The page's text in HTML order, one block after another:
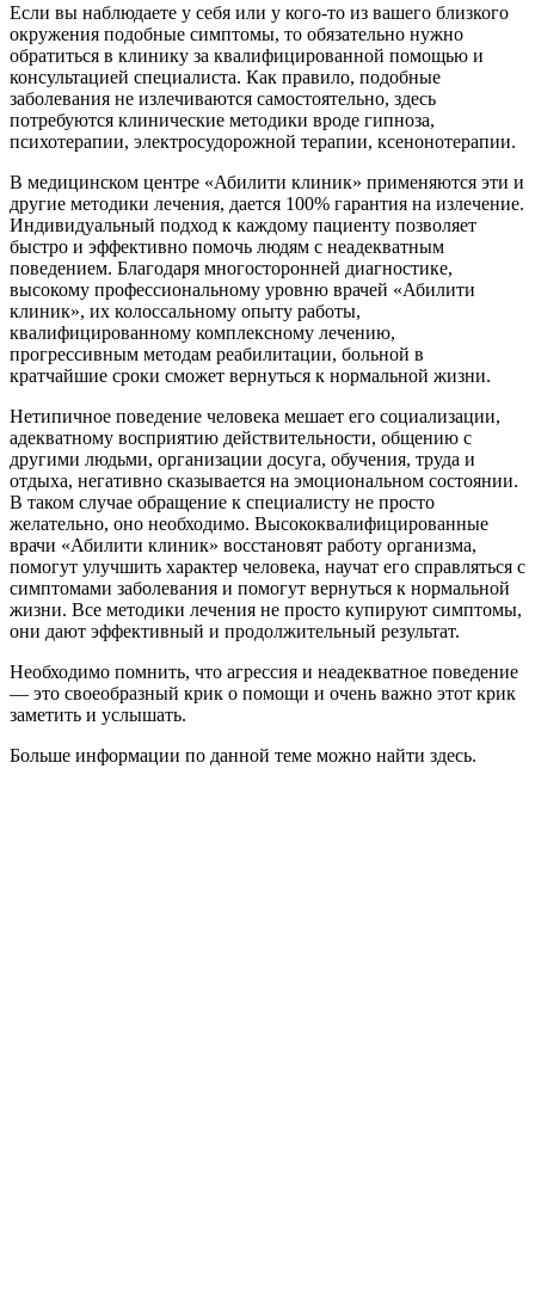
Если вы наблюдаете у себя или у кого-то из вашего близкого
окружения подобные симптомы, то обязательно нужно
обратиться в клинику за квалифицированной помощью и
консультацией специалиста. Как правило, подобные
заболевания не излечиваются самостоятельно, здесь
потребуются клинические методики вроде гипноза,
психотерапии, электросудорожной терапии, ксенонотерапии.
В медицинском центре «Абилити клиник» применяются эти и
другие методики лечения, дается 100% гарантия на излечение.
Индивидуальный подход к каждому пациенту позволяет
быстро и эффективно помочь людям с неадекватным
поведением. Благодаря многосторонней диагностике,
высокому профессиональному уровню врачей «Абилити
клиник», их колоссальному опыту работы,
квалифицированному комплексному лечению,
прогрессивным методам реабилитации, больной в
кратчайшие сроки сможет вернуться к нормальной жизни.
Нетипичное поведение человека мешает его социализации,
адекватному восприятию действительности, общению с
другими людьми, организации досуга, обучения, труда и
отдыха, негативно сказывается на эмоциональном состоянии.
В таком случае обращение к специалисту не просто
желательно, оно необходимо. Высококвалифицированные
врачи «Абилити клиник» восстановят работу организма,
помогут улучшить характер человека, научат его справляться с
симптомами заболевания и помогут вернуться к нормальной
жизни. Все методики лечения не просто купируют симптомы,
они дают эффективный и продолжительный результат.
Необходимо помнить, что агрессия и неадекватное поведение
— это своеобразный крик о помощи и очень важно этот крик
заметить и услышать.
Больше информации по данной теме можно найти здесь.